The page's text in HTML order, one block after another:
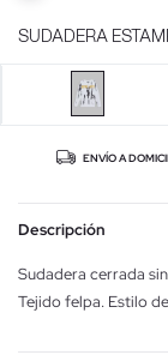
SUDADERA
ENVÍO A
Descripción
Sudadera cerrada
Tejido felpa. Estilo